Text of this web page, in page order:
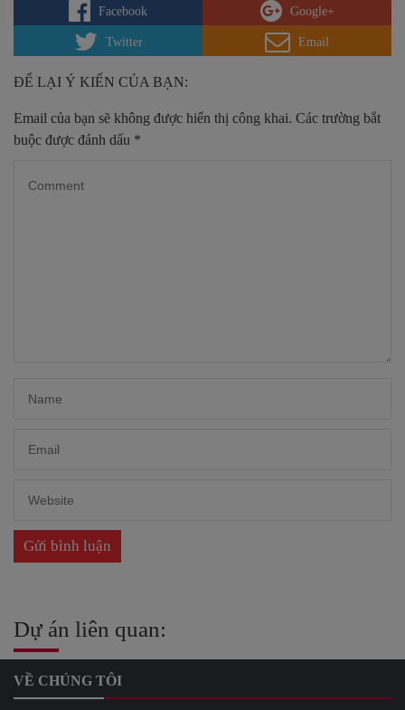
Facebook Google+
Twitter Email
ĐỂ LẠI Ý KIẾN CỦA BẠN:
Email của bạn sẽ không được hiển thị công khai. Các trường bắt
buộc được đánh dấu *
Dự án liên quan:
VỀ CHÚNG TÔI